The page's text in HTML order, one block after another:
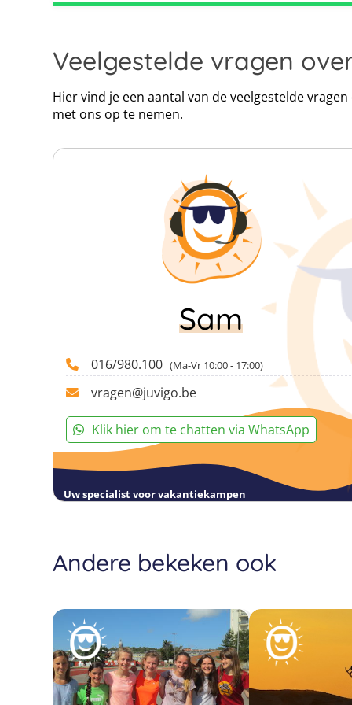
Click map to enable scroll zoom
Veelgestelde vragen
Hier vind je een aantal van de veelgestelde
met ons op te nemen.
Sam
016/980.100 (Ma-Vr 10:00 - 17:00)
vragen@juvigo.be
Klik hier om te chatten via WhatsApp
Uw specialist voor vakantiekampen
Andere bekeken ook